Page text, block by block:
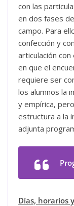
con las
en dos fases
campo. Para
confección y
articulación
en que el
requiere ser
los alumnos la
y empírica,
estructura a la
adjunta
Días, horarios